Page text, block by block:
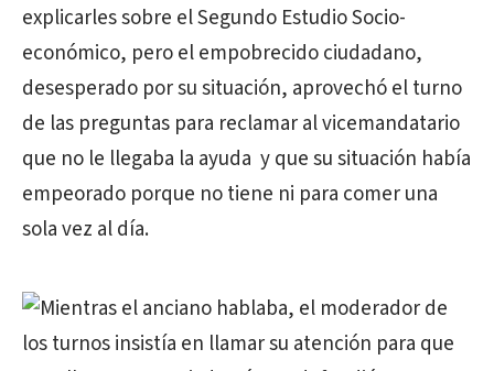
explicarles sobre el Segundo Estudio Socio-
económico, pero el empobrecido ciudadano,
desesperado por su situación, aprovechó el turno
de las preguntas para reclamar al vicemandatario
que no le llegaba la ayuda y que su situación había
empeorado porque no tiene ni para comer una
sola vez al día.
Mientras el anciano hablaba, el moderador de
los turnos insistía en llamar su atención para que